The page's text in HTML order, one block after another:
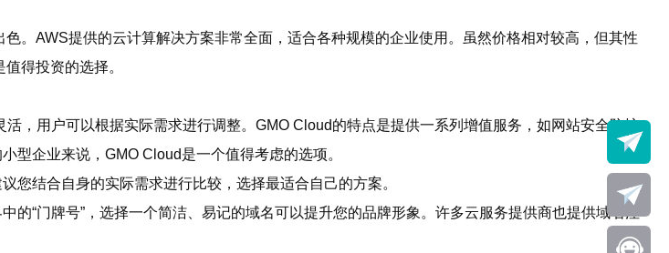
。AWS提供的云计算解决方案非常全面，适合各种规模的企业使用。虽然价格相对较高，但其性
得投资的选择。
，用户可以根据实际需求进行调整。GMO Cloud的特点是提供一系列增值服务，如网站安全防护
型企业来说，GMO Cloud是一个值得考虑的选项。
您结合自身的实际需求进行比较，选择最适合自己的方案。
“门牌号”，选择一个简洁、易记的域名可以提升您的品牌形象。许多云服务提供商也提供域名注